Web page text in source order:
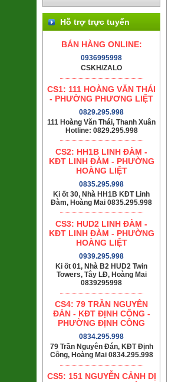
Hỗ trợ trực tuyến
BÁN HÀNG ONLINE:
0936995998
CSKH/ZALO
CS1: 111 HOÀNG VĂN THÁI
- PHƯỜNG PHƯƠNG LIỆT
0829.295.998
111 Hoàng Văn Thái, Thanh Xuân
Hotline: 0829.295.998
CS2: HH1B LINH ĐÀM -
KĐT LINH ĐÀM - PHƯỜNG
HOÀNG LIỆT
0835.295.998
Ki ốt 30, Nhà HH1B KĐT Linh
Đàm, Hoàng Mai 0835.295.998
CS3: HUD2 LINH ĐÀM -
KĐT LINH ĐÀM - PHƯỜNG
HOÀNG LIỆT
0939.295.998
Ki ốt 01, Nhà B2 HUD2 Twin
Towers, Tây LĐ, Hoàng Mai
0839295998
CS4: 79 TRẦN NGUYÊN
ĐÁN - KĐT ĐỊNH CÔNG -
PHƯỜNG ĐỊNH CÔNG
0834.295.998
79 Trần Nguyên Đán, KĐT Định
Công, Hoàng Mai 0834.295.998
CS5: 151 NGUYỄN CẢNH DỊ